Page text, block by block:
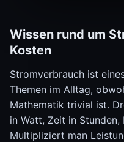
Wissen rund um
Kosten
Stromverbrauch ist
Themen im Alltag,
Mathematik trivial ist.
in Watt, Zeit in
Multipliziert man